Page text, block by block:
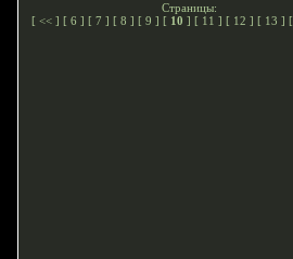
Страницы:
[ << ] [ 6 ] [ 7 ] [ 8 ] [ 9 ] [ 10 ] [ 11 ] [ 12 ] [ 13 ] [